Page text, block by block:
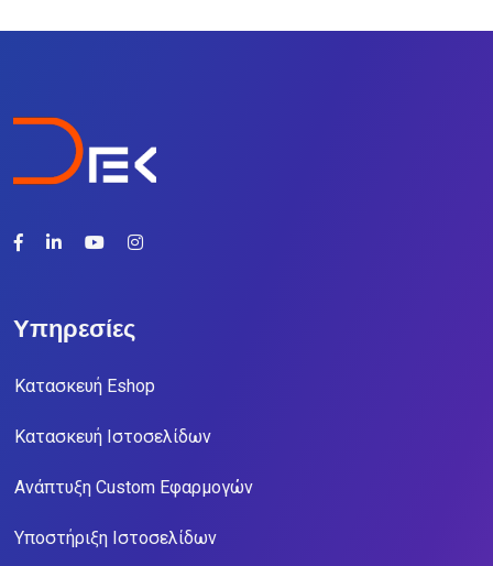
Υπηρεσίες
Κατασκευή Eshop
Κατασκευή Ιστοσελίδων
Ανάπτυξη Custom Εφαρμογών
Υποστήριξη Ιστοσελίδων